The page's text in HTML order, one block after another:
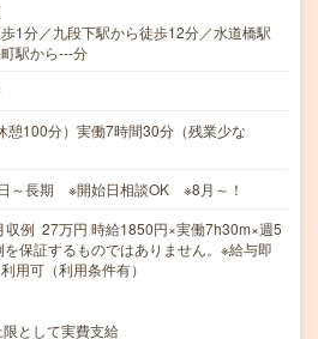
1分／九段下駅から徒歩12分／水道橋駅
駅から---分
憩100分）実働7時間30分（残業少な
～長期 ※開始日相談OK ※8月～！
例 27万円 時給1850円×実働7h30m×週5
保証するものではありません。※給与即
用可（利用条件有）
として実費支給